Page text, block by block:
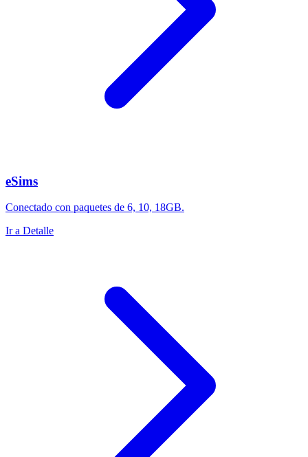
eSims
Conectado con paquetes de 6, 10, 18GB.
Ir a Detalle